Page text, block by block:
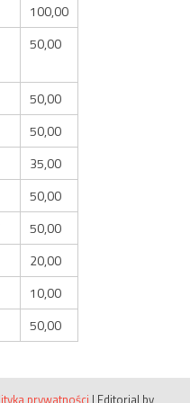
100,00
50,00
50,00
50,00
35,00
50,00
50,00
20,00
10,00
50,00